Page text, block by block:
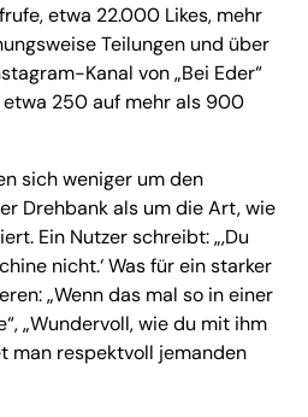
etwa 22.000 Likes, mehr
Teilungen und über
Kanal von „Bei Eder“
250 auf mehr als 900
sich weniger um den
Drehbank als um die Art, wie
Ein Nutzer schreibt: „‚Du
nicht.‘ Was für ein starker
„Wenn das mal so in einer
„Wundervoll, wie du mit ihm
man respektvoll jemanden